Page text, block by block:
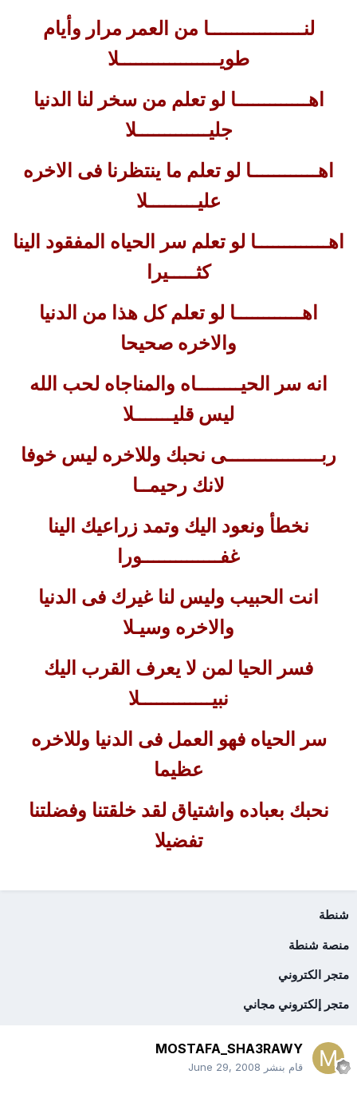
لنـــــــــــــــــا من العمر مرار وأيام
طويــــــــــــــــــلا
اهـــــــــــــا لو تعلم من سخر لنا الدنيا
جليـــــــــــــلا
اهــــــــــــا لو تعلم ما ينتظرنا فى الاخره
عليـــــــــلا
اهـــــــــــــا لو تعلم سر الحياه المفقود الينا
كثـــــيرا
اهــــــــــــا لو تعلم كل هذا من الدنيا
والاخره صحيحا
انه سر الحيــــــــاه والمناجاه لحب الله
ليس قليـــــــلا
ربـــــــــــــــــى نحبك وللاخره ليس خوفا
لانك رحيمــا
نخطأ ونعود اليك وتمد زراعيك الينا
غفــــــــــــــورا
انت الحبيب وليس لنا غيرك فى الدنيا
والاخره وسيـلا
فسر الحيا لمن لا يعرف القرب اليك
نبيـــــــــــــلا
سر الحياه فهو العمل فى الدنيا وللاخره
عظيما
نحبك بعباده واشتياق لقد خلقتنا وفضلتنا
تفضيلا
شنطة
منصة شنطة
متجر الكتروني
متجر إلكتروني مجاني
MOSTAFA_SHA3RAWY
قام بنشر June 29, 2008